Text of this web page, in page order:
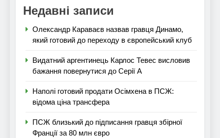
Недавні записи
Олександр Караваєв назвав гравця Динамо,
який готовий до переходу в європейський клуб
Видатний аргентинець Карлос Тевес висловив
бажання повернутися до Серії А
Наполі готовий продати Осімхена в ПСЖ:
відома ціна трансфера
ПСЖ близький до підписання гравця збірної
Франції за 80 млн євро